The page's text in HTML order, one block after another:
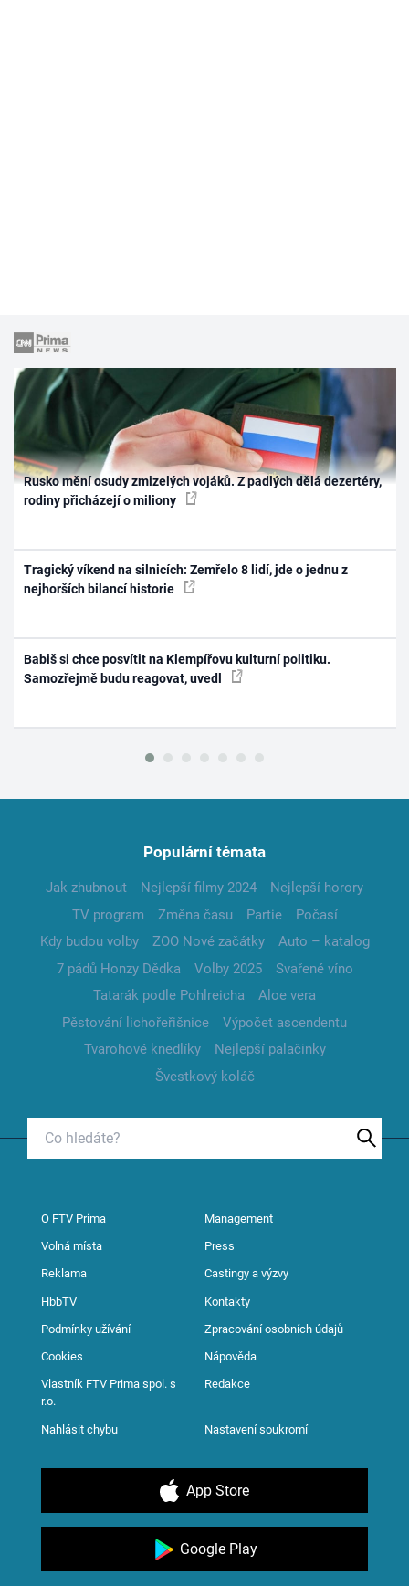
Rusko mění osudy zmizelých vojáků. Z padlých dělá dezertéry,
rodiny přicházejí o miliony
Tragický víkend na silnicích: Zemřelo 8 lidí, jde o jednu z
nejhorších bilancí historie
Babiš si chce posvítit na Klempířovu kulturní politiku.
Samozřejmě budu reagovat, uvedl
Populární témata
Jak zhubnout Nejlepší filmy 2024
Nejlepší horory
TV program
Změna času Partie
Počasí
Kdy budou volby
ZOO Nové začátky
Auto – katalog
7 pádů Honzy Dědka
Volby 2025
Svařené víno
Tatarák podle Pohlreicha
Aloe vera
Pěstování lichořeřišnice
Výpočet ascendentu
Tvarohové knedlíky
Nejlepší palačinky
Švestkový koláč
O FTV Prima Management
Volná místa Press
Reklama Castingy a výzvy
HbbTV Kontakty
Podmínky užívání Zpracování osobních údajů
Cookies Nápověda
Vlastník FTV Prima spol. s
r.o.
Redakce
Nahlásit chybu Nastavení soukromí
App Store
Google Play